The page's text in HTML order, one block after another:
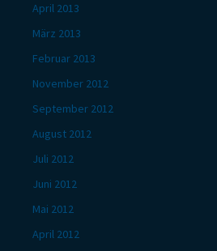
April 2013
März 2013
Februar 2013
November 2012
September 2012
August 2012
Juli 2012
Juni 2012
Mai 2012
April 2012